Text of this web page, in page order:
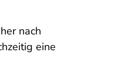
nach
eine